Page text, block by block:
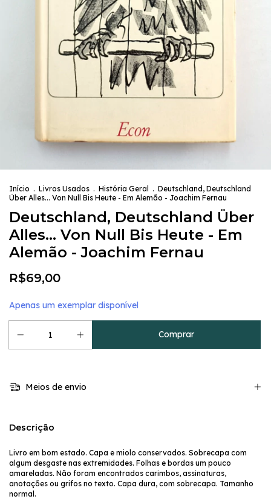
Início . Livros Usados . História Geral . Deutschland, Deutschland
Über Alles... Von Null Bis Heute - Em Alemão - Joachim Fernau
Deutschland, Deutschland Über
Alles... Von Null Bis Heute - Em
Alemão - Joachim Fernau
R$69,00
Apenas um exemplar disponível
Meios de envio
Descrição
Livro em bom estado. Capa e miolo conservados. Sobrecapa com
algum desgaste nas extremidades. Folhas e bordas um pouco
amareladas. Não foram encontrados carimbos, assinaturas,
anotações ou grifos no texto. Capa dura, com sobrecapa. Tamanho
normal.